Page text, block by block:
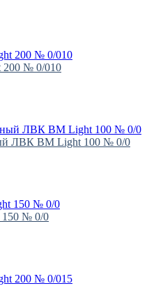
№ 0/010
ЛВК ВМ Light 100 № 0/0
№ 0/0